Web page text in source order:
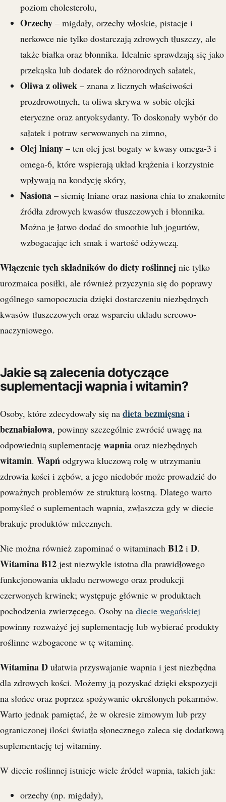
poziom cholesterolu,
Orzechy – migdały, orzechy włoskie, pistacje i
nerkowce nie tylko dostarczają zdrowych tłuszczy, ale
także białka oraz błonnika. Idealnie sprawdzają się jako
przekąska lub dodatek do różnorodnych sałatek,
Oliwa z oliwek – znana z licznych właściwości
prozdrowotnych, ta oliwa skrywa w sobie olejki
eteryczne oraz antyoksydanty. To doskonały wybór do
sałatek i potraw serwowanych na zimno,
Olej lniany – ten olej jest bogaty w kwasy omega-3 i
omega-6, które wspierają układ krążenia i korzystnie
wpływają na kondycję skóry,
Nasiona – siemię lniane oraz nasiona chia to znakomite
źródła zdrowych kwasów tłuszczowych i błonnika.
Można je łatwo dodać do smoothie lub jogurtów,
wzbogacając ich smak i wartość odżywczą.
Włączenie tych składników do diety roślinnej nie tylko
urozmaica posiłki, ale również przyczynia się do poprawy
ogólnego samopoczucia dzięki dostarczeniu niezbędnych
kwasów tłuszczowych oraz wsparciu układu sercowo-
naczyniowego.
Jakie są zalecenia dotyczące
suplementacji wapnia i witamin?
Osoby, które zdecydowały się na dieta bezmięsna i
beznabiałowa, powinny szczególnie zwrócić uwagę na
odpowiednią suplementację wapnia oraz niezbędnych
witamin. Wapń odgrywa kluczową rolę w utrzymaniu
zdrowia kości i zębów, a jego niedobór może prowadzić do
poważnych problemów ze strukturą kostną. Dlatego warto
pomyśleć o suplementach wapnia, zwłaszcza gdy w diecie
brakuje produktów mlecznych.
Nie można również zapominać o witaminach B12 i D.
Witamina B12 jest niezwykle istotna dla prawidłowego
funkcjonowania układu nerwowego oraz produkcji
czerwonych krwinek; występuje głównie w produktach
pochodzenia zwierzęcego. Osoby na diecie wegańskiej
powinny rozważyć jej suplementację lub wybierać produkty
roślinne wzbogacone w tę witaminę.
Witamina D ułatwia przyswajanie wapnia i jest niezbędna
dla zdrowych kości. Możemy ją pozyskać dzięki ekspozycji
na słońce oraz poprzez spożywanie określonych pokarmów.
Warto jednak pamiętać, że w okresie zimowym lub przy
ograniczonej ilości światła słonecznego zaleca się dodatkową
suplementację tej witaminy.
W diecie roślinnej istnieje wiele źródeł wapnia, takich jak:
orzechy (np. migdały),